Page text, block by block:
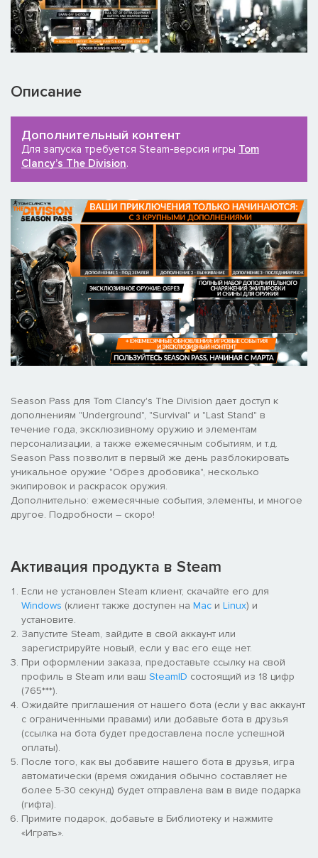
Описание
Дополнительный контент
Для запуска требуется Steam-версия игры Tom
Clancy’s The Division.
Season Pass для Tom Clancy's The Division дает доступ к
дополнениям "Underground", "Survival" и "Last Stand" в
течение года, эксклюзивному оружию и элементам
персонализации, а также ежемесячным событиям, и т.д.
Season Pass позволит в первый же день разблокировать
уникальное оружие "Обрез дробовика", несколько
экипировок и раскрасок оружия.
Дополнительно: ежемесячные события, элементы, и многое
другое. Подробности – скоро!
Активация продукта в Steam
Если не установлен Steam клиент, скачайте его для
Windows (клиент также доступен на Mac и Linux) и
установите.
Запустите Steam, зайдите в свой аккаунт или
зарегистрируйте новый, если у вас его еще нет.
При оформлении заказа, предоставьте ссылку на свой
профиль в Steam или ваш SteamID состоящий из 18 цифр
(765***).
Ожидайте приглашения от нашего бота (если у вас аккаунт
с ограниченными правами) или добавьте бота в друзья
(ссылка на бота будет предоставлена после успешной
оплаты).
После того, как вы добавите нашего бота в друзья, игра
автоматически (время ожидания обычно составляет не
более 5-30 секунд) будет отправлена вам в виде подарка
(гифта).
Примите подарок, добавьте в Библиотеку и нажмите
«Играть».